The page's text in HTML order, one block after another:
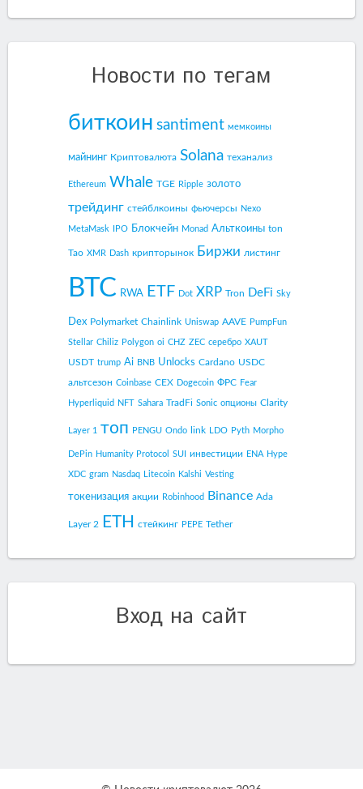
Новости по тегам
биткоин santiment мемкоины
майнинг Криптовалюта Solana теханализ
Ethereum Whale TGE Ripple золото
трейдинг стейблкоины фьючерсы Nexo
MetaMask IPO Блокчейн Monad Альткоины ton
Tao XMR Dash крипторынок Биржи листинг
BTC RWA ETF Dot XRP Tron DeFi Sky
Dex Polymarket Chainlink Uniswap AAVE PumpFun
Stellar Chiliz Polygon oi CHZ ZEC серебро XAUT
USDT trump Ai BNB Unlocks Cardano USDC
альтсезон Coinbase CEX Dogecoin ФРС Fear
Hyperliquid NFT Sahara TradFi Sonic опционы Clarity
Layer 1 топ PENGU Ondo link LDO Pyth Morpho
DePin Humanity Protocol SUI инвестиции ENA Hype
XDC gram Nasdaq Litecoin Kalshi Vesting
токенизация акции Robinhood Binance Ada
Layer 2 ETH стейкинг PEPE Tether
Вход на сайт